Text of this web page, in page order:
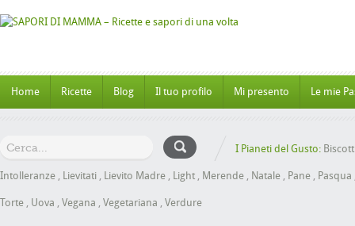
Home Ricette Blog Il tuo profilo Mi presento Le mie
I Pianeti del Gusto:
Intolleranze , Lievitati , Lievito Madre , Light , Merende , Natale , Pane , Pasqua
Torte , Uova , Vegana , Vegetariana , Verdure